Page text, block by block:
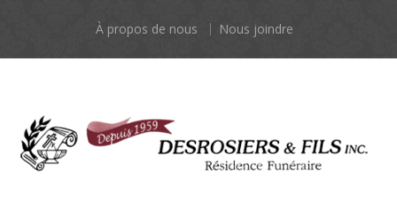
À propos de nous Nous joindre